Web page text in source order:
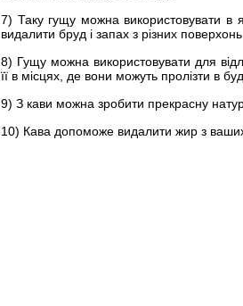
7) Таку гущу можна використовувати в
видалити бруд і запах з різних поверхонь.
8) Гущу можна використовувати для
її в місцях, де вони можуть пролізти в
9) З кави можна зробити прекрасну
10) Кава допоможе видалити жир з ваших